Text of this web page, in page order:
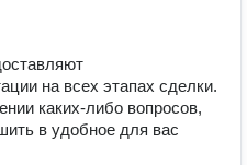
на всех этапах сделки.
каких-либо вопросов,
в удобное для вас